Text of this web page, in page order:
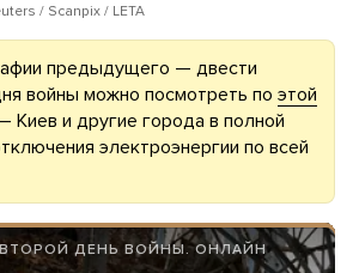
/ Scanpix / LETA
предыдущего — двести
войны можно посмотреть по этой
Киев и другие города в полной
электроэнергии по всей
ДЕНЬ ВОЙНЫ. ОНЛАЙН